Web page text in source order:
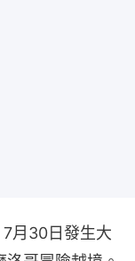
月30日發生大